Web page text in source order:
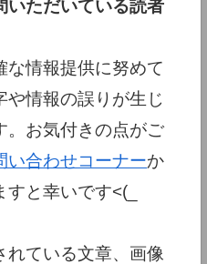
いただいている読者
な情報提供に努めて
や情報の誤りが生じ
。お気付きの点がご
い合わせコーナーか
と幸いです<(_
れている文章、画像